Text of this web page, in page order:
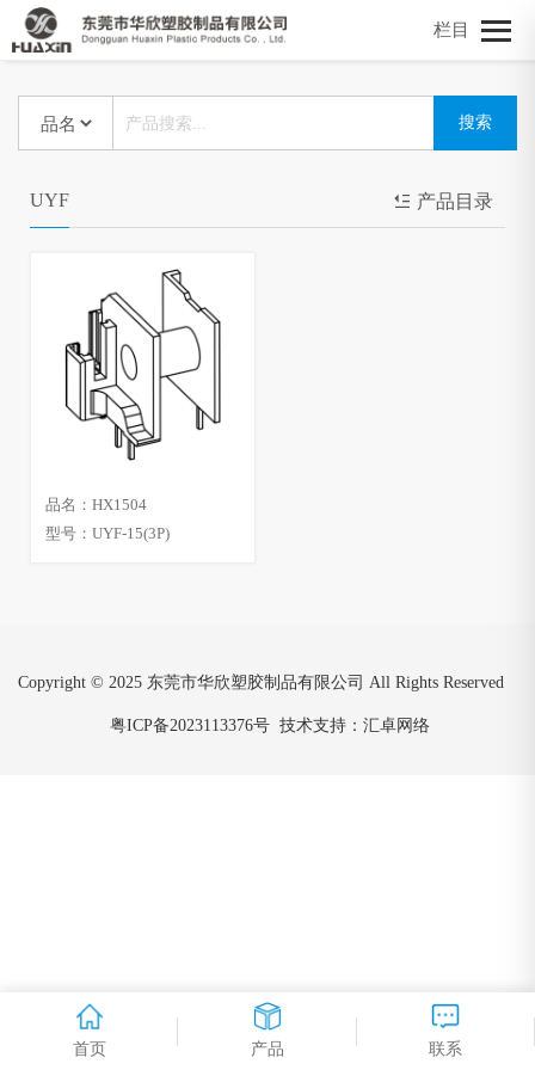
栏目
UYF 产品目录
品名：HX1504
型号：UYF-15(3P)
Copyright © 2025 东莞市华欣塑胶制品有限公司 All Rights Reserved
粤ICP备2023113376号 技术支持：汇卓网络
首页 产品 联系